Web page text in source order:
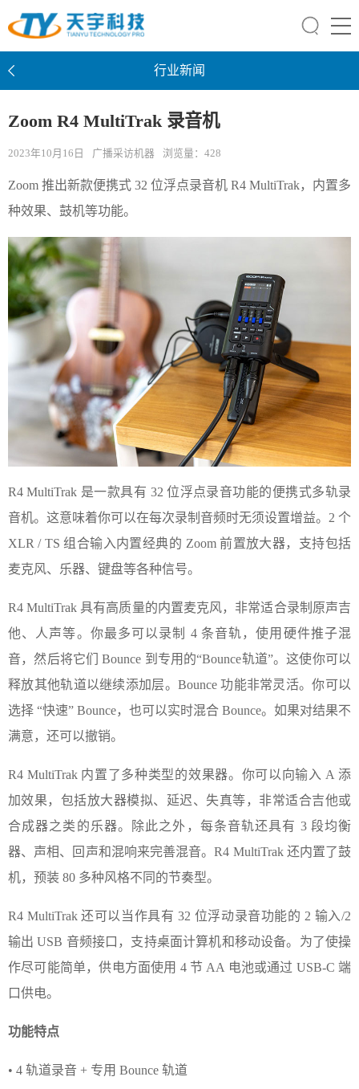
行业新闻
Zoom R4 MultiTrak 录音机
2023年10月16日 广播采访机器 浏览量： 428
Zoom 推出新款便携式 32 位浮点录音机 R4 MultiTrak，内置多
种效果、鼓机等功能。
R4 MultiTrak 是一款具有 32 位浮点录音功能的便携式多轨录
音机。这意味着你可以在每次录制音频时无须设置增益。2 个
XLR / TS 组合输入内置经典的 Zoom 前置放大器，支持包括
麦克风、乐器、键盘等各种信号。
R4 MultiTrak 具有高质量的内置麦克风，非常适合录制原声吉
他、人声等。你最多可以录制 4 条音轨，使用硬件推子混
音，然后将它们 Bounce 到专用的“Bounce轨道”。这使你可以
释放其他轨道以继续添加层。Bounce 功能非常灵活。你可以
选择 “快速” Bounce，也可以实时混合 Bounce。如果对结果不
满意，还可以撤销。
R4 MultiTrak 内置了多种类型的效果器。你可以向输入 A 添
加效果，包括放大器模拟、延迟、失真等，非常适合吉他或
合成器之类的乐器。除此之外，每条音轨还具有 3 段均衡
器、声相、回声和混响来完善混音。R4 MultiTrak 还内置了鼓
机，预装 80 多种风格不同的节奏型。
R4 MultiTrak 还可以当作具有 32 位浮动录音功能的 2 输入/2
输出 USB 音频接口，支持桌面计算机和移动设备。为了使操
作尽可能简单，供电方面使用 4 节 AA 电池或通过 USB-C 端
口供电。
功能特点
• 4 轨道录音 + 专用 Bounce 轨道